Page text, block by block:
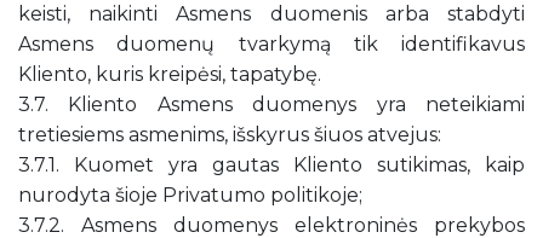
keisti, naikinti Asmens duomenis arba stabdyti
Asmens duomenų tvarkymą tik identifikavus
Kliento, kuris kreipėsi, tapatybę.
3.7. Kliento Asmens duomenys yra neteikiami
tretiesiems asmenims, išskyrus šiuos atvejus:
3.7.1. Kuomet yra gautas Kliento sutikimas, kaip
nurodyta šioje Privatumo politikoje;
3.7.2. Asmens duomenys elektroninės prekybos